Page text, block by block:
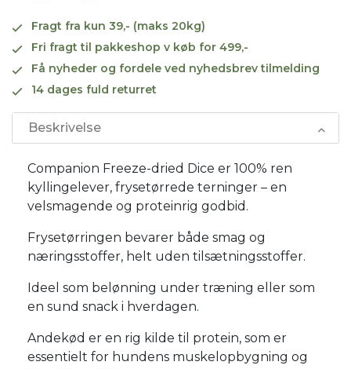
Fragt fra kun 39,- (maks 20kg)
Fri fragt til pakkeshop v køb for 499,-
Få nyheder og fordele ved nyhedsbrev tilmelding
14 dages fuld returret
Beskrivelse
Companion Freeze-dried Dice er 100% ren
kyllingelever, frysetørrede terninger – en
velsmagende og proteinrig godbid.
Frysetørringen bevarer både smag og
næringsstoffer, helt uden tilsætningsstoffer.
Ideel som belønning under træning eller som
en sund snack i hverdagen.
Andekød er en rig kilde til protein, som er
essentielt for hundens muskelopbygning og